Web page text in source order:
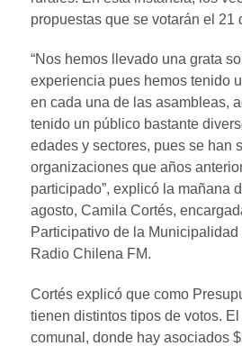
propuestas que se votarán el 21
“Nos hemos llevado una grata
experiencia pues hemos tenido
en cada una de las asambleas,
tenido un público bastante
edades y sectores, pues se han
organizaciones que años
participado”, explicó la mañana
agosto, Camila Cortés,
Participativo de la
Radio Chilena FM.
Cortés explicó que como
tienen distintos tipos de votos.
comunal, donde hay asociados